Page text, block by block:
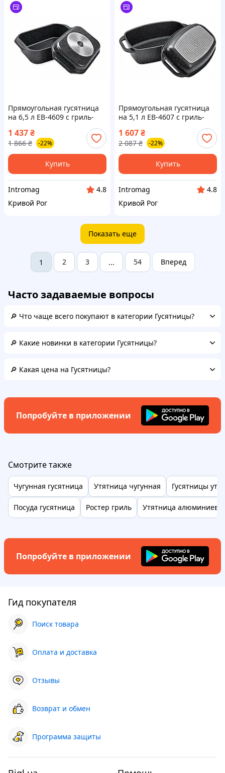
Прямоугольная гусятница
на 6,5 л EB-4609 с гриль-
жаровня 31×22×11 см
1 437₴
1 866 ₴ -22%
Купить
Intromag
4.8
Кривой Рог
Прямоугольная гусятница
на 5,1 л EB-4607 с гриль-
жаровня 32×21×10,6 см
1 607₴
2 087 ₴ -22%
Купить
Intromag
4.8
Кривой Рог
Показать еще
1 2 3 ... 54 Вперед
Часто задаваемые вопросы
🔎 Что чаще всего покупают в категории Гусятницы?
🔎 Какие новинки в категории Гусятницы?
🔎 Какая цена на Гусятницы?
Попробуйте в приложении
Смотрите также
Чугунная гусятница Утятница чугунная Гусятницы
Посуда гусятница Ростер гриль Утятница
Попробуйте в приложении
Гид покупателя
Поиск товара
Оплата и доставка
Отзывы
Возврат и обмен
Программа защиты